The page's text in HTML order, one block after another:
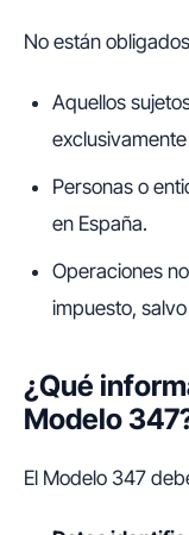
No están
Aquellos
Personas o
en España.
Operaciones
impuesto,
¿Qué
Modelo
El Modelo 347